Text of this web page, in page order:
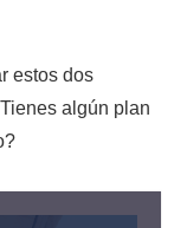
estos dos
algún plan